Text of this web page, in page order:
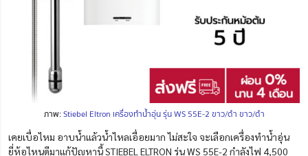
ภาพ:Stiebel Eltron เครื่องทำน้ำอุ่น รุ่น WS 55E-2 ขาว/ดำ ขาว/ดำ
เคยเบื่อไหม อาบน้ำแล้วน้ำไหลเอื่อยมาก ไม่สะใจ จะเลือกเครื่องทําน้ำอุ่น
ยี่ห้อไหนดีมาแก้ปัญหานี้ STIEBEL ELTRON รุ่น WS 55E-2 กำลังไฟ 4,500